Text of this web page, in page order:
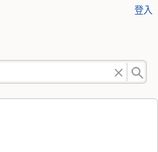
工
登入